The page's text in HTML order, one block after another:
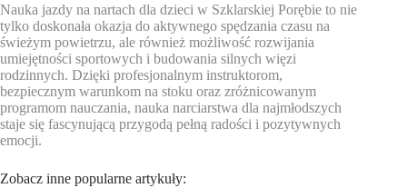
Nauka jazdy na nartach dla dzieci w Szklarskiej Porębie to nie
tylko doskonała okazja do aktywnego spędzania czasu na
świeżym powietrzu, ale również możliwość rozwijania
umiejętności sportowych i budowania silnych więzi
rodzinnych. Dzięki profesjonalnym instruktorom,
bezpiecznym warunkom na stoku oraz zróżnicowanym
programom nauczania, nauka narciarstwa dla najmłodszych
staje się fascynującą przygodą pełną radości i pozytywnych
emocji.
Zobacz inne popularne artykuły: